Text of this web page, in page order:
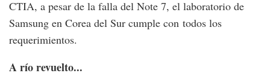
CTIA, a pesar de la falla del Note 7, el laboratorio de
Samsung en Corea del Sur cumple con todos los
requerimientos.
A río revuelto...